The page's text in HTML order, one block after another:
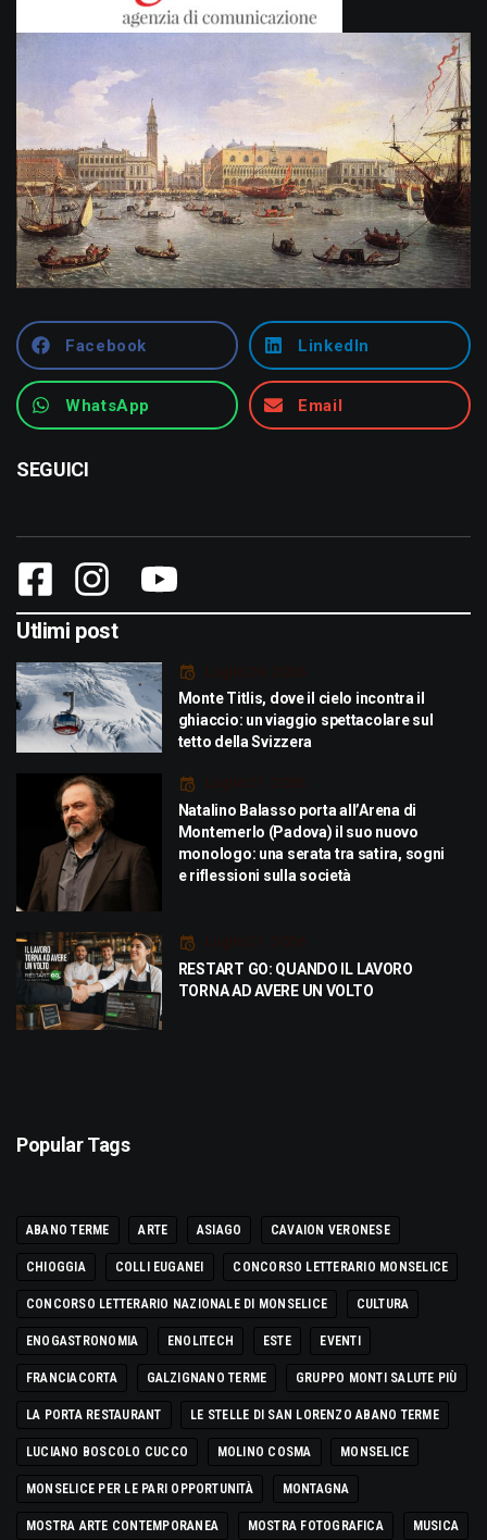
Facebook LinkedIn
WhatsApp Email
SEGUICI
Utlimi post
Luglio 29, 2026
Monte Titlis, dove il cielo incontra il
ghiaccio: un viaggio spettacolare sul
tetto della Svizzera
Luglio 21, 2026
Natalino Balasso porta all’Arena di
Montemerlo (Padova) il suo nuovo
monologo: una serata tra satira, sogni
e riflessioni sulla società
Luglio 21, 2026
RESTART GO: QUANDO IL LAVORO
TORNA AD AVERE UN VOLTO
Popular Tags
ABANO TERME ARTE ASIAGO CAVAION VERONESE
CHIOGGIA COLLI EUGANEI CONCORSO LETTERARIO MONSELICE
CONCORSO LETTERARIO NAZIONALE DI MONSELICE CULTURA
ENOGASTRONOMIA ENOLITECH ESTE EVENTI
FRANCIACORTA GALZIGNANO TERME GRUPPO MONTI SALUTE PIÙ
LA PORTA RESTAURANT LE STELLE DI SAN LORENZO ABANO TERME
LUCIANO BOSCOLO CUCCO MOLINO COSMA MONSELICE
MONSELICE PER LE PARI OPPORTUNITÀ MONTAGNA
MOSTRA ARTE CONTEMPORANEA MOSTRA FOTOGRAFICA MUSICA